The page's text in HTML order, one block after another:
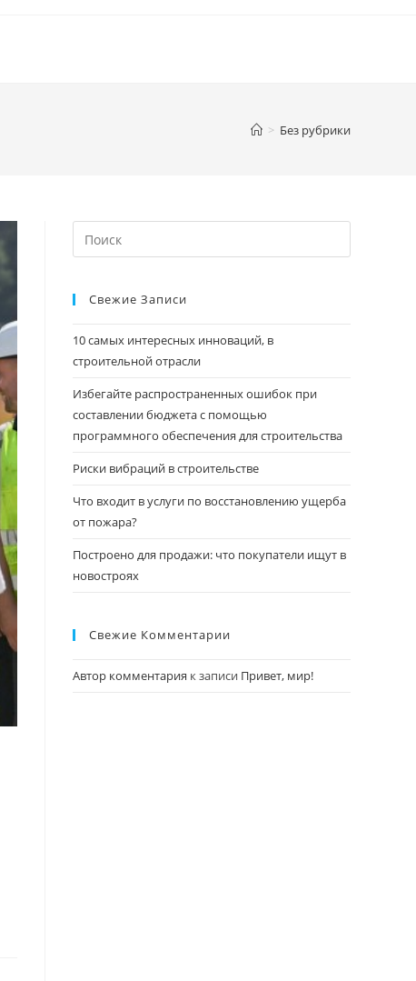
> Без рубрики
Искать:
Свежие Записи
10 самых интересных инноваций, в
строительной отрасли
Избегайте распространенных ошибок при
составлении бюджета с помощью
программного обеспечения для строительства
Риски вибраций в строительстве
Что входит в услуги по восстановлению ущерба
от пожара?
Построено для продажи: что покупатели ищут в
новостроях
Свежие Комментарии
Автор комментария к записи Привет, мир!